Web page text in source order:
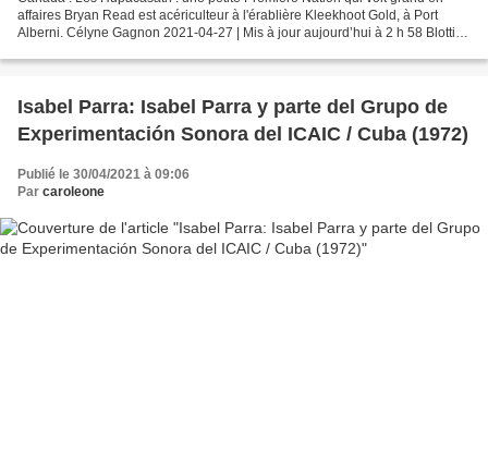
affaires Bryan Read est acériculteur à l'érablière Kleekhoot Gold, à Port
Alberni. Célyne Gagnon 2021-04-27 | Mis à jour aujourd’hui à 2 h 58 Blottie
Isabel Parra: Isabel Parra y parte del Grupo de
Experimentación Sonora del ICAIC / Cuba (1972)
Publié le 30/04/2021 à 09:06
Par caroleone